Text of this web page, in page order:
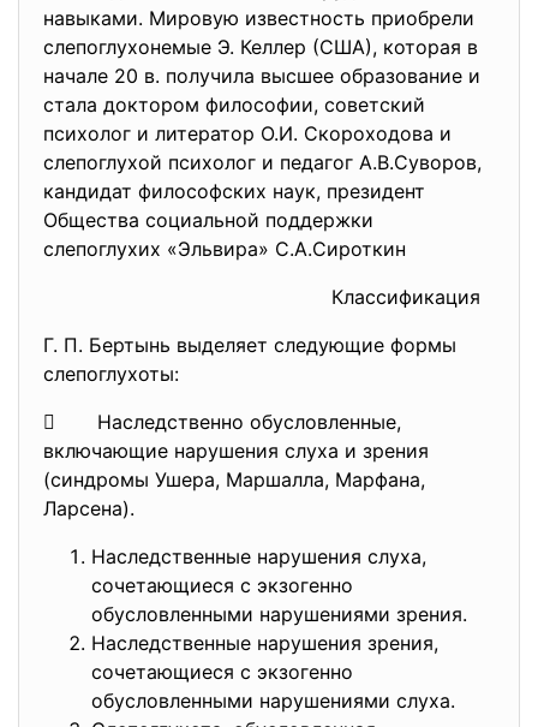
навыками. Мировую известность приобрели
слепоглухонемые Э. Келлер (США), которая в
начале 20 в. получила высшее образование и
стала доктором философии, советский
психолог и литератор О.И. Скороходова и
слепоглухой психолог и педагог А.В.Суворов,
кандидат философских наук, президент
Общества социальной поддержки
слепоглухих «Эльвира» С.А.Сироткин
Классификация
Г. П. Бертынь выделяет следующие формы
слепоглухоты:
 Наследственно обусловленные,
включающие нарушения слуха и зрения
(синдромы Ушера, Маршалла, Марфана,
Ларсена).
Наследственные нарушения слуха,
сочетающиеся с экзогенно
обусловленными нарушениями зрения.
Наследственные нарушения зрения,
сочетающиеся с экзогенно
обусловленными нарушениями слуха.